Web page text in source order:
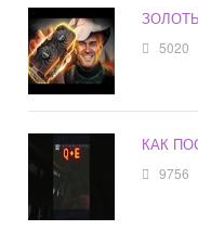
5020
КАК
9756